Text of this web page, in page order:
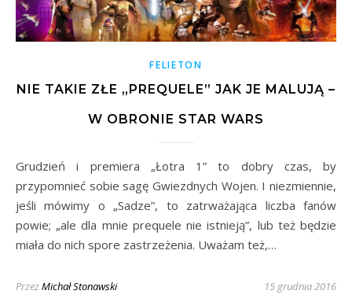
FELIETON
NIE TAKIE ZŁE „PREQUELE” JAK JE MALUJĄ –
W OBRONIE STAR WARS
Grudzień i premiera „Łotra 1” to dobry czas, by
przypomnieć sobie sagę Gwiezdnych Wojen. I niezmiennie,
jeśli mówimy o „Sadze”, to zatrważająca liczba fanów
powie; „ale dla mnie prequele nie istnieją”, lub też będzie
miała do nich spore zastrzeżenia. Uważam też,…
PrzezMichał Stonawski 15 grudnia 2016